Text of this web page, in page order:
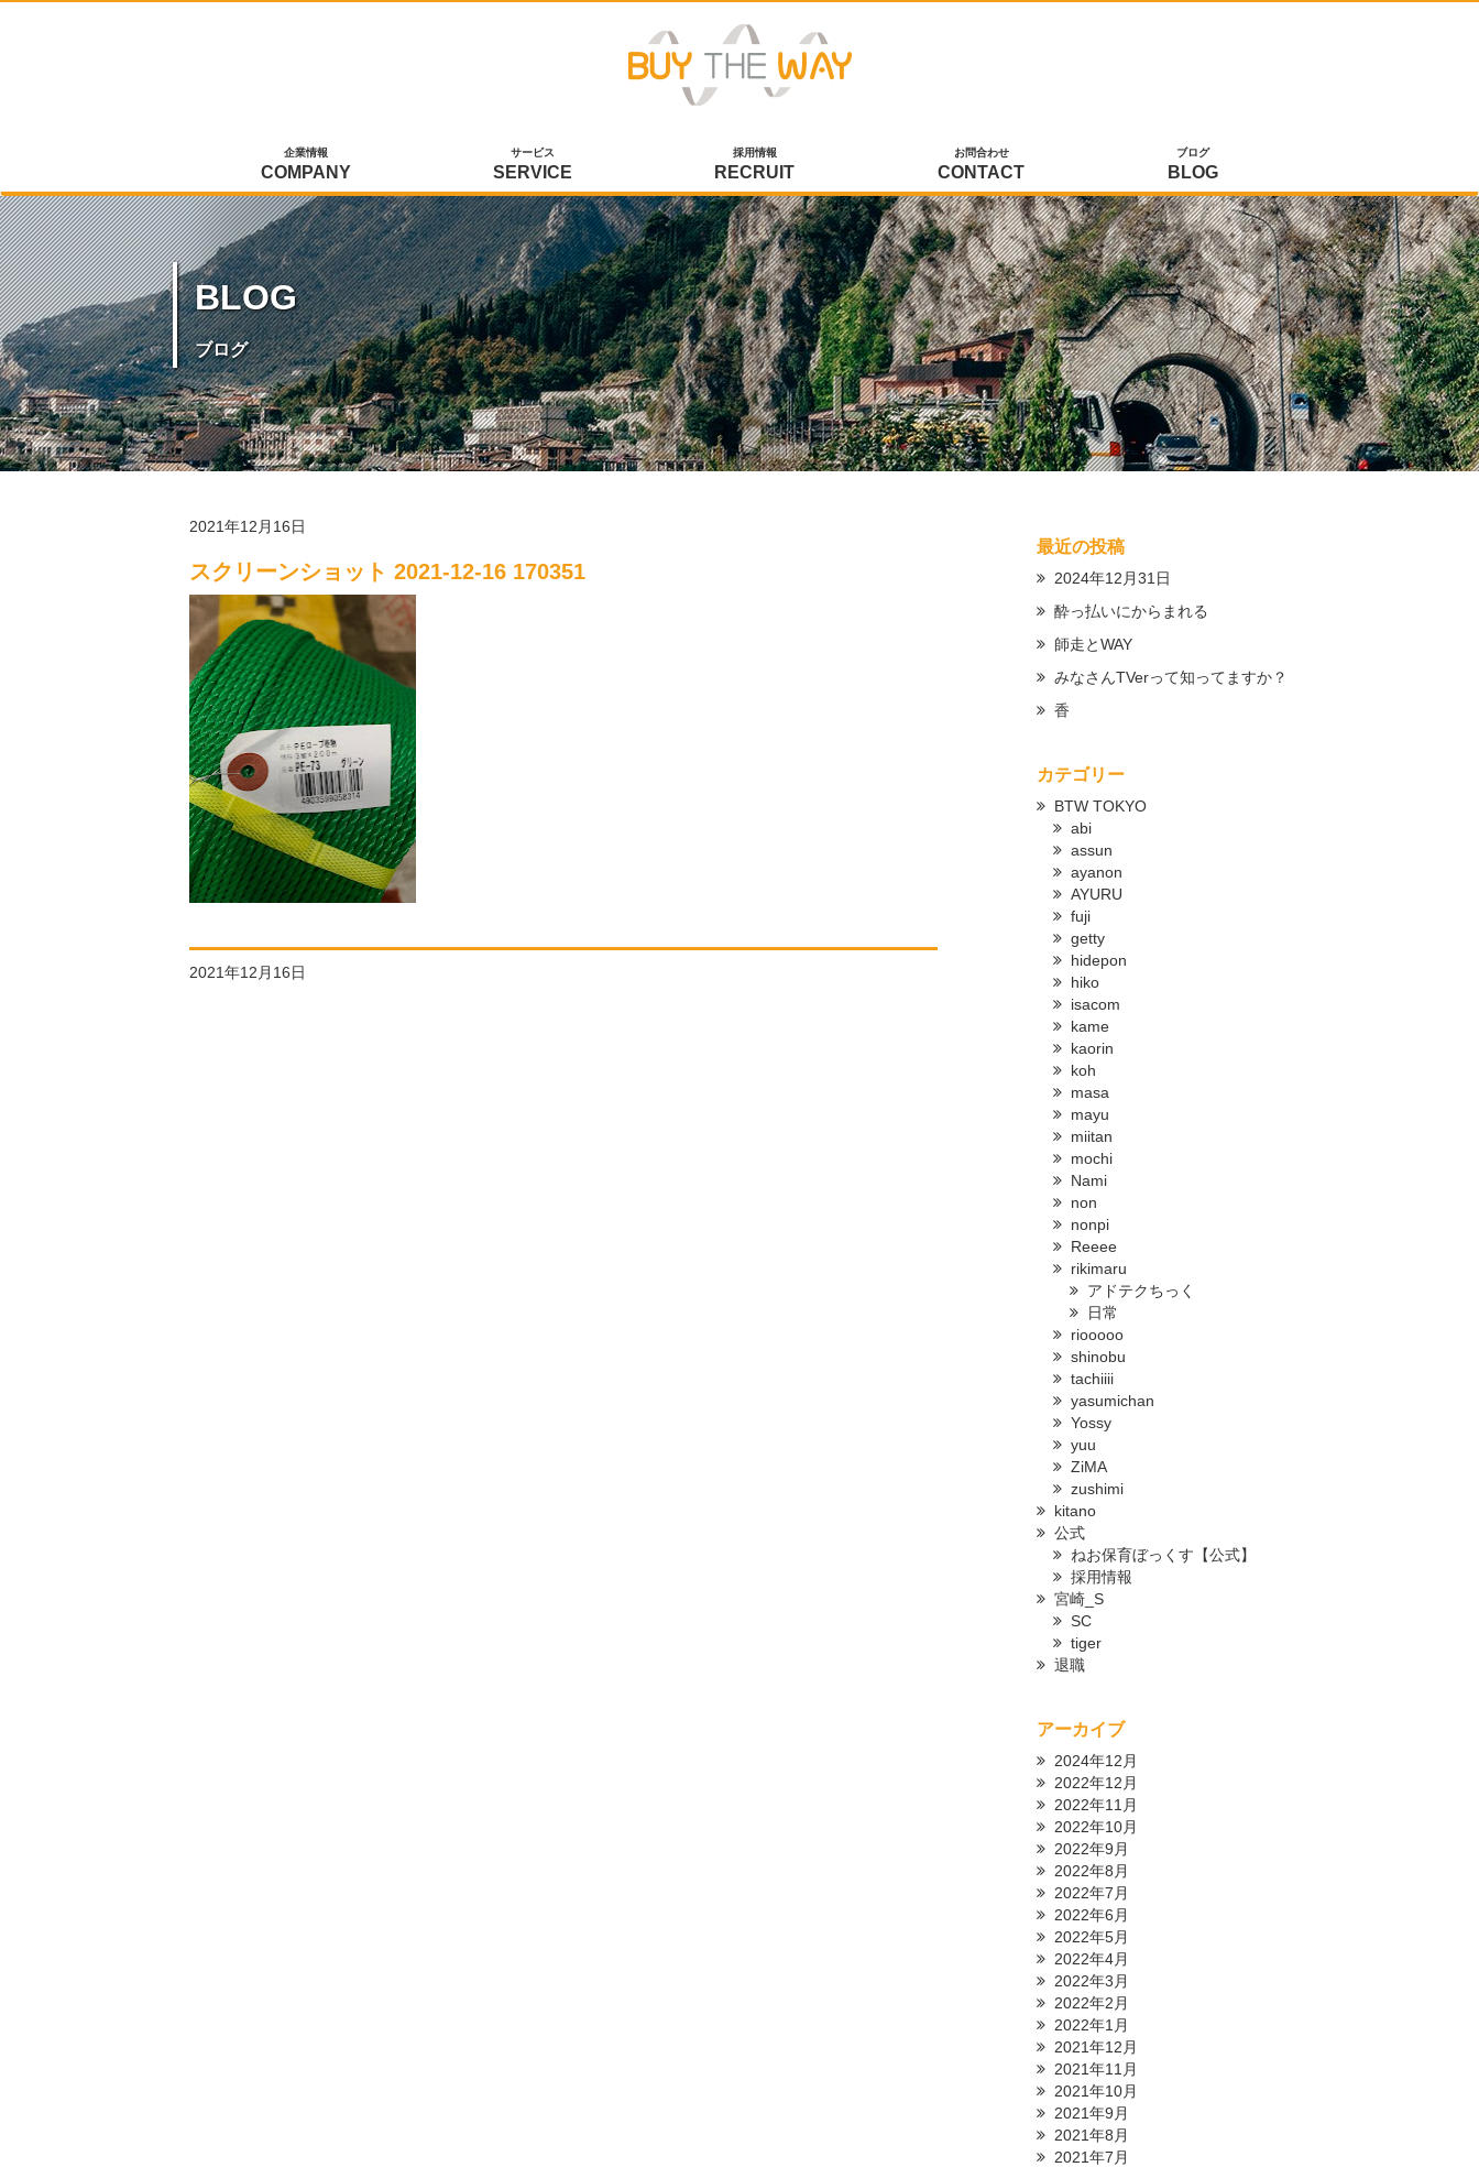
企業情報
COMPANY
サービス
SERVICE
採用情報
RECRUIT
お問合わせ
CONTACT
ブログ
BLOG
BLOG
ブログ
2021年12月16日
スクリーンショット 2021-12-16 170351
2021年12月16日
最近の投稿
2024年12月31日
酔っ払いにからまれる
師走とWAY
みなさんTVerって知ってますか？
香
カテゴリー
BTW TOKYO
abi
assun
ayanon
AYURU
fuji
getty
hidepon
hiko
isacom
kame
kaorin
koh
masa
mayu
miitan
mochi
Nami
non
nonpi
Reeee
rikimaru
アドテクちっく
日常
riooooo
shinobu
tachiiii
yasumichan
Yossy
yuu
ZiMA
zushimi
kitano
公式
ねお保育ぼっくす【公式】
採用情報
宮崎_S
SC
tiger
退職
アーカイブ
2024年12月
2022年12月
2022年11月
2022年10月
2022年9月
2022年8月
2022年7月
2022年6月
2022年5月
2022年4月
2022年3月
2022年2月
2022年1月
2021年12月
2021年11月
2021年10月
2021年9月
2021年8月
2021年7月